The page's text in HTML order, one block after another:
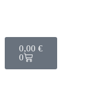
0,00 €
0